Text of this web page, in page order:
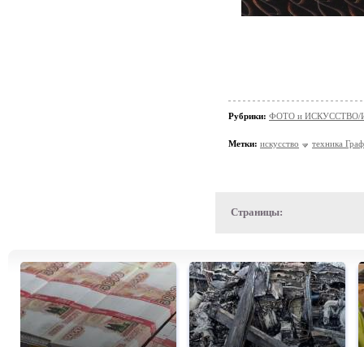
Рубрики: ФОТО и ИСКУССТВО/
Метки: искусство техника
Страницы: